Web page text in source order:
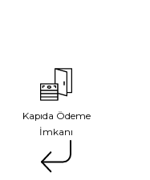
Kapıda Ödeme
İmkanı